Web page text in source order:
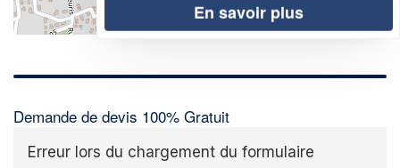
Leaflet| Map data ©OpenStreetMap contributors,CC-BY-SA
Demande de devis 100% Gratuit
Erreur lors du chargement du formulaire
En savoir plus